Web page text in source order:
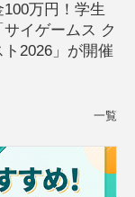
100万円！学生
イゲームス ク
2026」が開催
一覧